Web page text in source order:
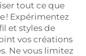
tout ce que
! Expérimentez
et styles de
vos créations
Ne vous limitez